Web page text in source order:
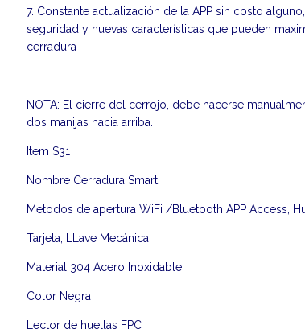
7. Constante actualización de la APP sin costo
seguridad y nuevas características que pueden
cerradura
NOTA: El cierre del cerrojo, debe hacerse
dos manijas hacia arriba.
Item S31
Nombre Cerradura Smart
Metodos de apertura WiFi /Bluetooth APP Access,
Tarjeta, LLave Mecánica
Material 304 Acero Inoxidable
Color Negra
Lector de huellas FPC